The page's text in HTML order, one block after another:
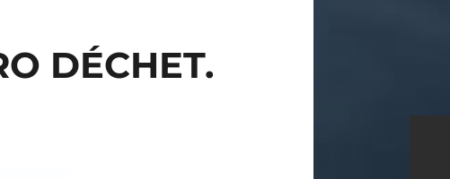
DÉCHET.